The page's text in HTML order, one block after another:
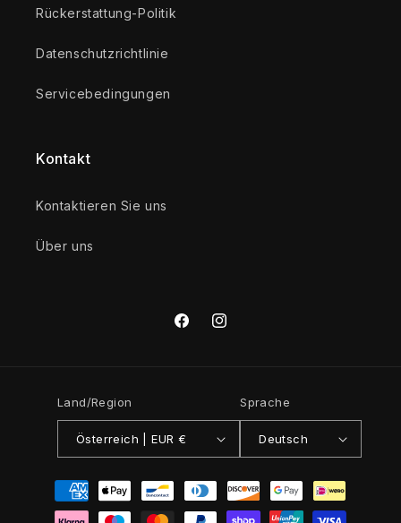
Rückerstattung-Politik
Datenschutzrichtlinie
Servicebedingungen
Kontakt
Kontaktieren Sie uns
Über uns
FacebookInstagram
Land/Region
Österreich | EUR €
Sprache
Deutsch
Zahlungsmethoden